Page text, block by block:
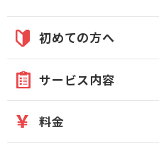
初めての方へ
サービス内容
料金